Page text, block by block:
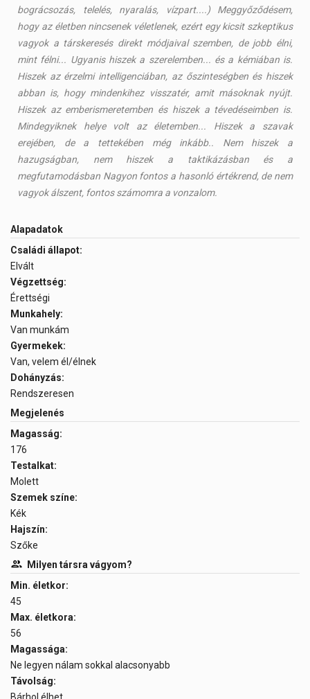
bográcsozás, telelés, nyaralás, vízpart....) Meggyőződésem,
hogy az életben nincsenek véletlenek, ezért egy kicsit szkeptikus
vagyok a társkeresés direkt módjaival szemben, de jobb élni,
mint félni... Ugyanis hiszek a szerelemben... és a kémiában is.
Hiszek az érzelmi intelligenciában, az őszinteségben és hiszek
abban is, hogy mindenkihez visszatér, amit másoknak nyújt.
Hiszek az emberismeretemben és hiszek a tévedéseimben is.
Mindegyiknek helye volt az életemben... Hiszek a szavak
erejében, de a tettekében még inkább.. Nem hiszek a
hazugságban, nem hiszek a taktikázásban és a
megfutamodásban Nagyon fontos a hasonló értékrend, de nem
vagyok álszent, fontos számomra a vonzalom.
Alapadatok
Családi állapot:
Elvált
Végzettség:
Érettségi
Munkahely:
Van munkám
Gyermekek:
Van, velem él/élnek
Dohányzás:
Rendszeresen
Megjelenés
Magasság:
176
Testalkat:
Molett
Szemek színe:
Kék
Hajszín:
Szőke
Milyen társra vágyom?
Min. életkor:
45
Max. életkora:
56
Magassága:
Ne legyen nálam sokkal alacsonyabb
Távolság: